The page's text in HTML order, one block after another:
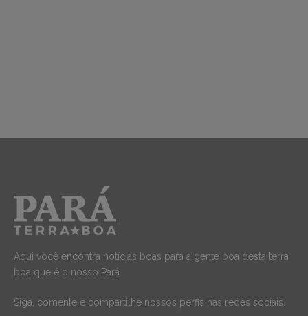
Aqui você encontra notícias boas para a gente boa desta terra
boa que é o nosso Pará.
Siga, comente e compartilhe nossos perfis nas redes sociais.